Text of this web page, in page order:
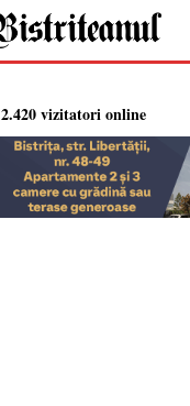
2.420 vizitatori online